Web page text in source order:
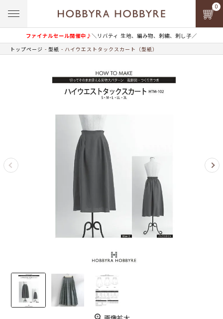
ファイナルセール開催中♪＼リバティ 生地、編み物、刺繍、刺し子／
0
トップページ 型紙 ハイウエストタックスカート（型紙）